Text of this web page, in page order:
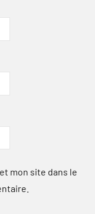
mon site dans le